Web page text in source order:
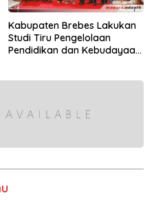
Kabupaten Brebes Lakukan
Studi Tiru Pengelolaan
Pendidikan dan Kebudayaan